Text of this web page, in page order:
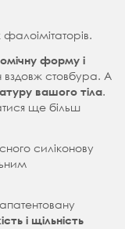
форму і
вздовж стовбура. А
вашого тіла.
ще більш
силіконову
і щільність